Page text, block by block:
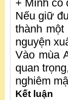
+ Mình có
Nếu giữ
thành
nguyện
Vào mùa
quan
nghiêm
Kết luận